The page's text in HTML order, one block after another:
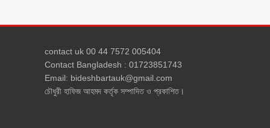
contact uk 00 44 7572 005404
Contact Bangladesh : 01723851743
Email: bideshbartauk@gmail.com
চৌধুরী হাফিজ আহমদ কর্তৃক সম্পাদিত ও প্রকাশিত।